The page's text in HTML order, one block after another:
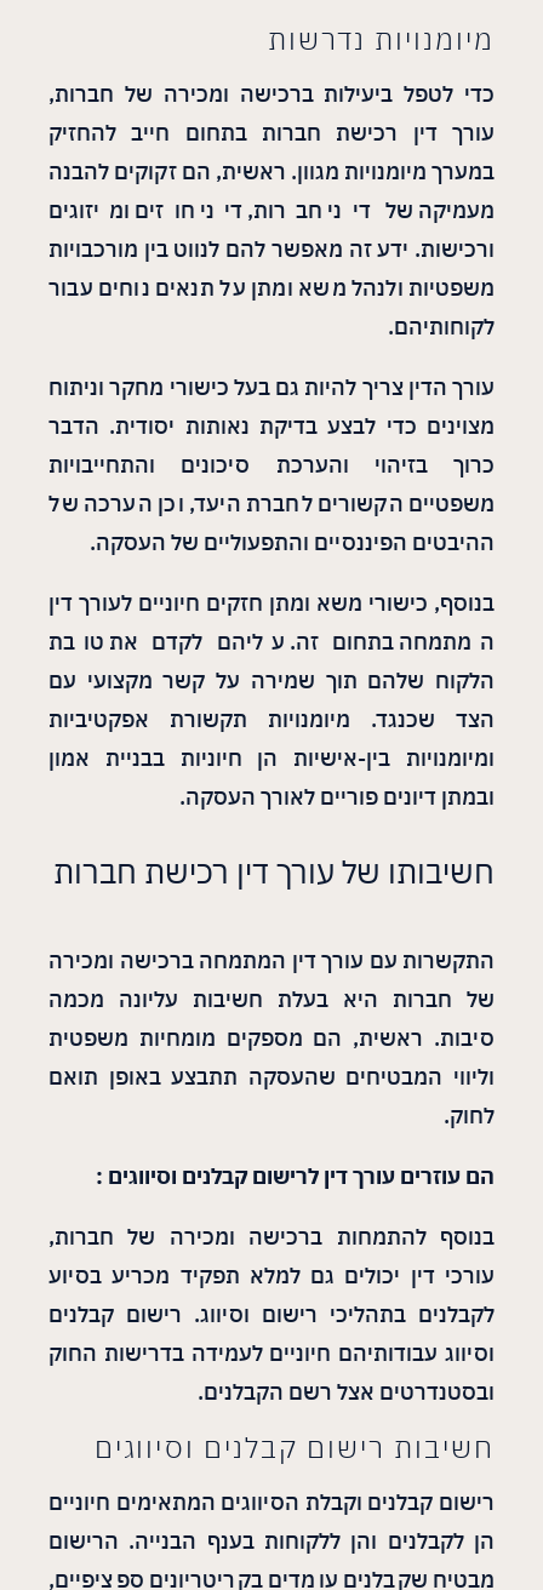
מיומנויות נדרשות
כדי לטפל ביעילות ברכישה ומכירה של חברות,
עורך דין רכישת חברות בתחום חייב להחזיק
במערך מיומנויות מגוון. ראשית, הם זקוקים להבנה
מעמיקה של דיני חברות, דיני חוזים ומיזוגים
ורכישות. ידע זה מאפשר להם לנווט בין מורכבויות
משפטיות ולנהל משא ומתן על תנאים נוחים עבור
לקוחותיהם.
עורך הדין צריך להיות גם בעל כישורי מחקר וניתוח
מצוינים כדי לבצע בדיקת נאותות יסודית. הדבר
כרוך בזיהוי והערכת סיכונים והתחייבויות
משפטיים הקשורים לחברת היעד, וכן הערכה של
ההיבטים הפיננסיים והתפעוליים של העסקה.
בנוסף, כישורי משא ומתן חזקים חיוניים לעורך דין
המתמחה בתחום זה. עליהם לקדם את טובת
הלקוח שלהם תוך שמירה על קשר מקצועי עם
הצד שכנגד. מיומנויות תקשורת אפקטיביות
ומיומנויות בין-אישיות הן חיוניות בבניית אמון
ובמתן דיונים פוריים לאורך העסקה.
חשיבותו של עורך דין רכישת חברות
התקשרות עם עורך דין המתמחה ברכישה ומכירה
של חברות היא בעלת חשיבות עליונה מכמה
סיבות. ראשית, הם מספקים מומחיות משפטית
וליווי המבטיחים שהעסקה תתבצע באופן תואם
לחוק.
הם עוזרים עורך דין לרישום קבלנים וסיווגים :
בנוסף להתמחות ברכישה ומכירה של חברות,
עורכי דין יכולים גם למלא תפקיד מכריע בסיוע
לקבלנים בתהליכי רישום וסיווג. רישום קבלנים
וסיווג עבודותיהם חיוניים לעמידה בדרישות החוק
ובסטנדרטים אצל רשם הקבלנים.
חשיבות רישום קבלנים וסיווגים
רישום קבלנים וקבלת הסיווגים המתאימים חיוניים
הן לקבלנים והן ללקוחות בענף הבנייה. הרישום
מבטיח שקבלנים עומדים בקריטריונים ספציפיים,